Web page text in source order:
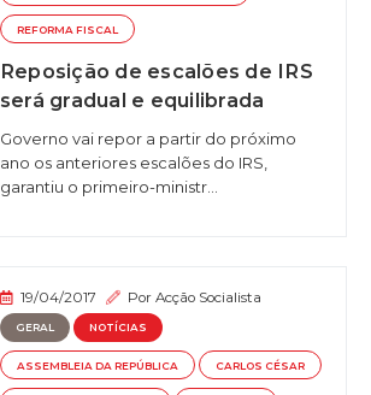
REFORMA FISCAL
Reposição de escalões de IRS
será gradual e equilibrada
Governo vai repor a partir do próximo
ano os anteriores escalões do IRS,
garantiu o primeiro-ministr...
19/04/2017 PorAcção Socialista
GERAL NOTÍCIAS
ASSEMBLEIA DA REPÚBLICA CARLOS CÉSAR